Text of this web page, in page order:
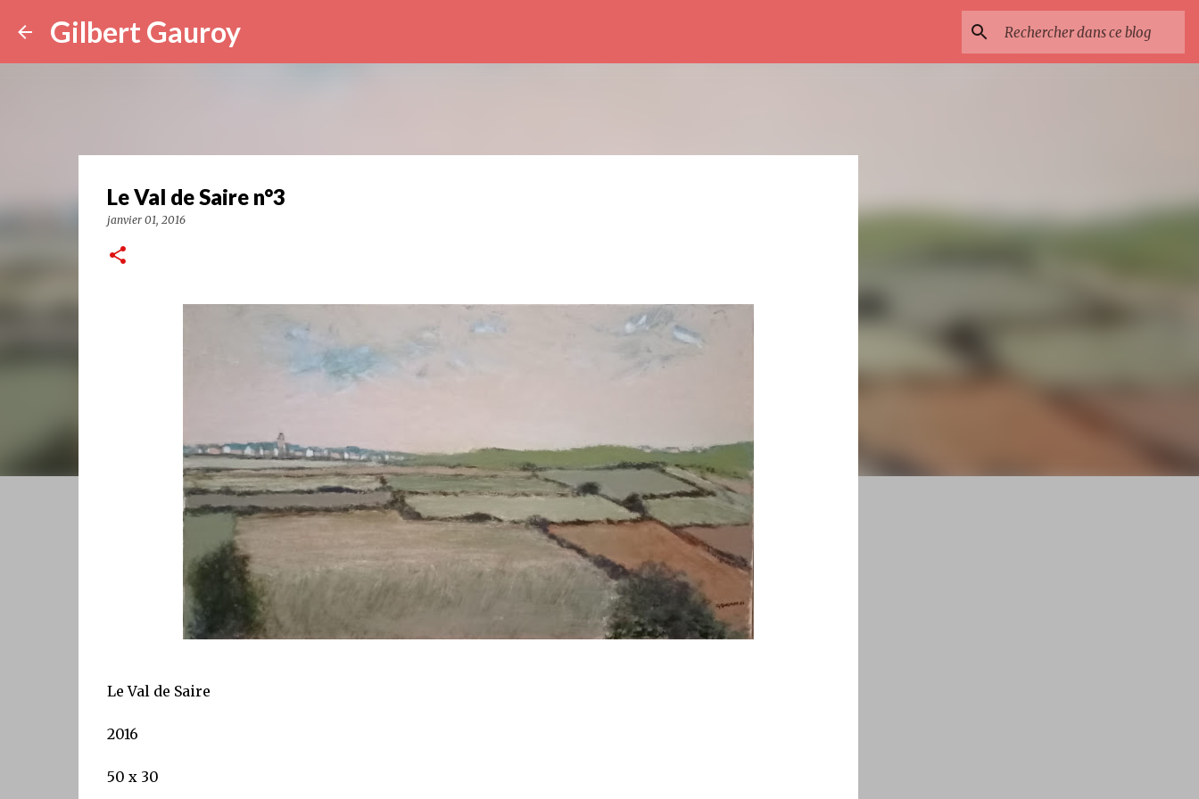
Gilbert Gauroy
Le Val de Saire n°3
janvier 01, 2016
Le Val de Saire
2016
50 x 30